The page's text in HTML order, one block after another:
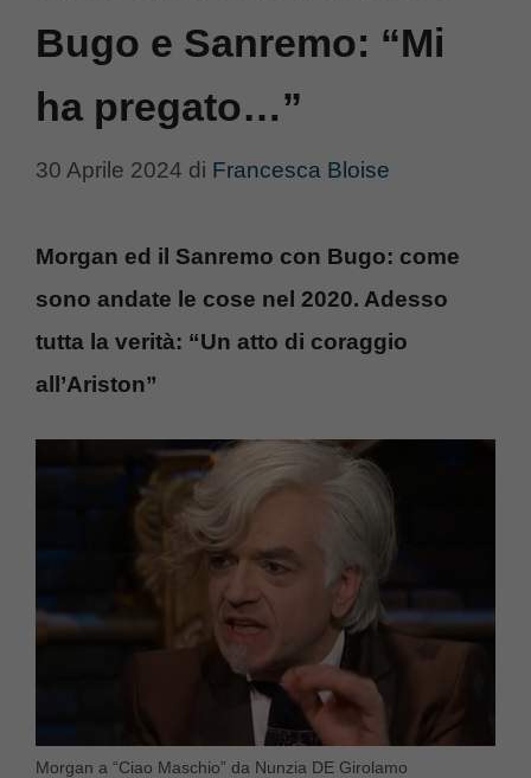
Bugo e Sanremo: “Mi
ha pregato…”
30 Aprile 2024 di Francesca Bloise
Morgan ed il Sanremo con Bugo: come
sono andate le cose nel 2020. Adesso
tutta la verità: “Un atto di coraggio
all’Ariston”
Morgan a “Ciao Maschio” da Nunzia DE Girolamo